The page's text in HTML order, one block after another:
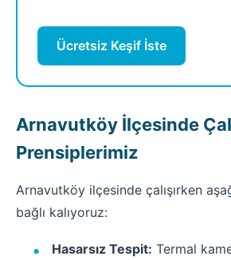
Ücretsiz Keşif İste
Arnavutköy İlçesinde
Prensiplerimiz
Arnavutköy ilçesinde çalışırken
bağlı kalıyoruz:
Hasarsız Tespit: Termal